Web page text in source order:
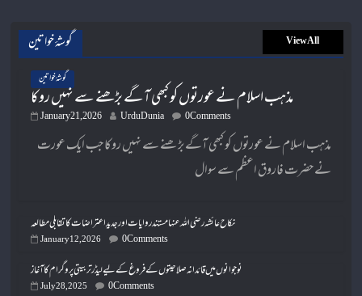
گوشۂ خواتین View All
گوشۂ خواتین
مذہب اسلام نے عورتوں کو کبھی آگے بڑھنے سے نہیں روکا
January 21, 2026 UrduDunia 0 Comments
مذہب اسلام نے عورتوں کو کبھی آگے بڑھنے سے نہیں روکا جب ایک عورت
نے حضرت فاروق اعظم سے سوال
نکاح عائشہ رضی اللہ عنہا مستند روایات اور جدید اعتراضات کا تقابلی مطالعہ
January 12, 2026 0 Comments
نوجوانوں میں قائدانہ صلاحیتوں کے فروغ کے لیے لیڈر تربیتی پروگرام کا آغاز
July 28, 2025 0 Comments